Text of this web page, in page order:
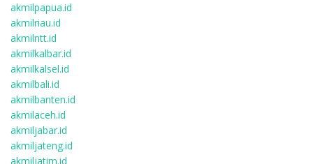
akmilpapua.id
akmilriau.id
akmilntt.id
akmilkalbar.id
akmilkalsel.id
akmilbali.id
akmilbanten.id
akmilaceh.id
akmiljabar.id
akmiljateng.id
akmiljatim.id